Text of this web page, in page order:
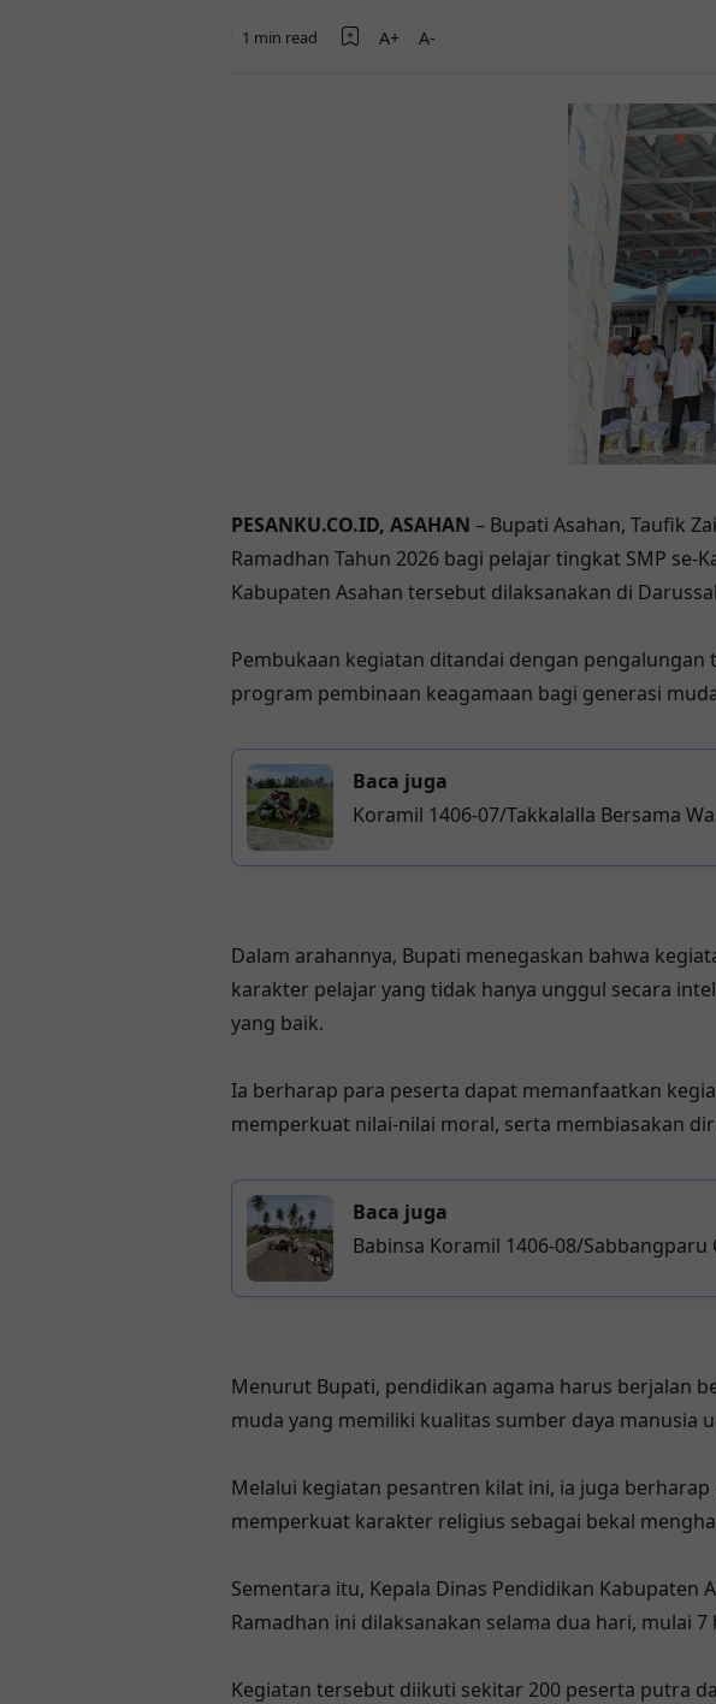
1 min read
PESANKU.CO.ID, ASAHAN – Bupati Asahan, Taufik
Ramadhan Tahun 2026 bagi pelajar tingkat SMP
Kabupaten Asahan tersebut dilaksanakan di
Pembukaan kegiatan ditandai dengan
program pembinaan keagamaan bagi generasi
Baca juga
Koramil 1406-07/Takkalalla Bersama
Dalam arahannya, Bupati menegaskan bahwa
karakter pelajar yang tidak hanya unggul secara
yang baik.
Ia berharap para peserta dapat memanfaatkan
memperkuat nilai-nilai moral, serta membiasakan
Baca juga
Babinsa Koramil 1406-08/
Menurut Bupati, pendidikan agama harus berjalan
muda yang memiliki kualitas sumber daya manusia
Melalui kegiatan pesantren kilat ini, ia juga
memperkuat karakter religius sebagai bekal
Sementara itu, Kepala Dinas Pendidikan Kabupaten
Ramadhan ini dilaksanakan selama dua hari, mulai 7
Kegiatan tersebut diikuti sekitar 200 peserta putra